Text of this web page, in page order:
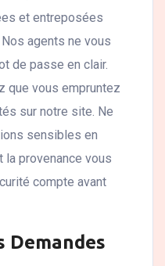
et entreposées
agents ne vous
de passe en clair.
que vous empruntez
sur notre site. Ne
sensibles en
la provenance vous
compte avant
Demandes